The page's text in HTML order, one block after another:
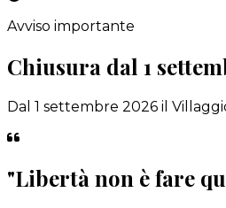
Avviso importante
Chiusura dal 1
Dal 1 settembre 2026 il
"Libertà non è fare